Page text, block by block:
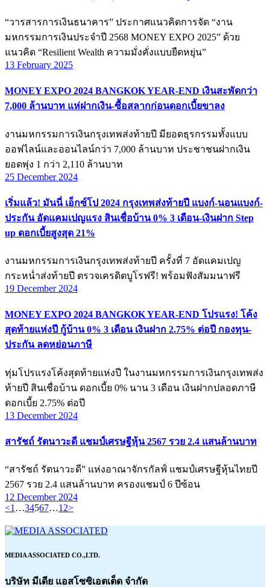
“วารสารการเงินธนาคาร” ประกาศแนวคิดการจัด “งาน
มหกรรมการเงินประจำปี 2568 MONEY EXPO 2025” ด้วย
แนวคิด “Resilient Wealth ความมั่งคั่งแบบยืดหยุ่น”
13 February 2025
MONEY EXPO 2024 BANGKOK YEAR-END เงินสะพัดกว่า
7,000 ล้านบาท แห่ฝากเงิน-ซื้อสลากก่อนดอกเบี้ยขาลง
งานมหกรรมการเงินกรุงเทพส่งท้ายปี มียอดธุรกรรมทั้งแบบ
ออฟไลน์และออนไลน์กว่า 7,000 ล้านบาท ประชาชนฝากเงิน
ยอดพุ่ง 1 กว่า 2,110 ล้านบาท
25 December 2024
เริ่มแล้ว! มันนี่ เอ็กซ์โป 2024 กรุงเทพส่งท้ายปี แบงก์-นอนแบงก์-
ประกัน อัดแคมเปญแรง สินเชื่อบ้าน 0% 3 เดือน-เงินฝาก Step
up ดอกเบี้ยสูงสุด 21%
งานมหกรรมการเงินกรุงเทพส่งท้ายปี ครั้งที่ 7 อัดแคมเปญ
กระหน่ำส่งท้ายปี ตรวจเครดิตบูโรฟรี! พร้อมฟังสัมมนาฟรี
19 December 2024
MONEY EXPO 2024 BANGKOK YEAR-END โปรแรง! โค้ง
สุดท้ายแห่งปี กู้บ้าน 0% 3 เดือน เงินฝาก 2.75% ต่อปี กองทุน-
ประกัน ลดหย่อนภาษี
ทุ่มโปรแรงโค้งสุดท้ายแห่งปี ในงานมหกรรมการเงินกรุงเทพส่ง
ท้ายปี สินเชื่อบ้าน ดอกเบี้ย 0% นาน 3 เดือน เงินฝากปลอดภาษี
ดอกเบี้ย 2.75% ต่อปี
13 December 2024
สารัชถ์ รัตนาวะดี แชมป์เศรษฐีหุ้น 2567 รวย 2.4 แสนล้านบาท
“สารัชถ์ รัตนาวะดี” แห่งอาณาจักรกัลฟ์ แชมป์เศรษฐีหุ้นไทยปี
2567 รวย 2.4 แสนล้านบาท ครองแชมป์ 6 ปีซ้อน
12 December 2024
Posts
pagination
<Page
1 …Page
3Page
4Page
5Page
6Page
7…Page
12>
MEDIA ASSOCIATED CO.,LTD.
บริษัท มีเดีย แอสโซซิเอตเต็ด จำกัด